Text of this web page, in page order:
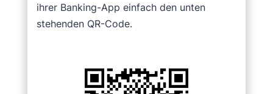
ihrer Banking-App einfach den unten
stehenden QR-Code.